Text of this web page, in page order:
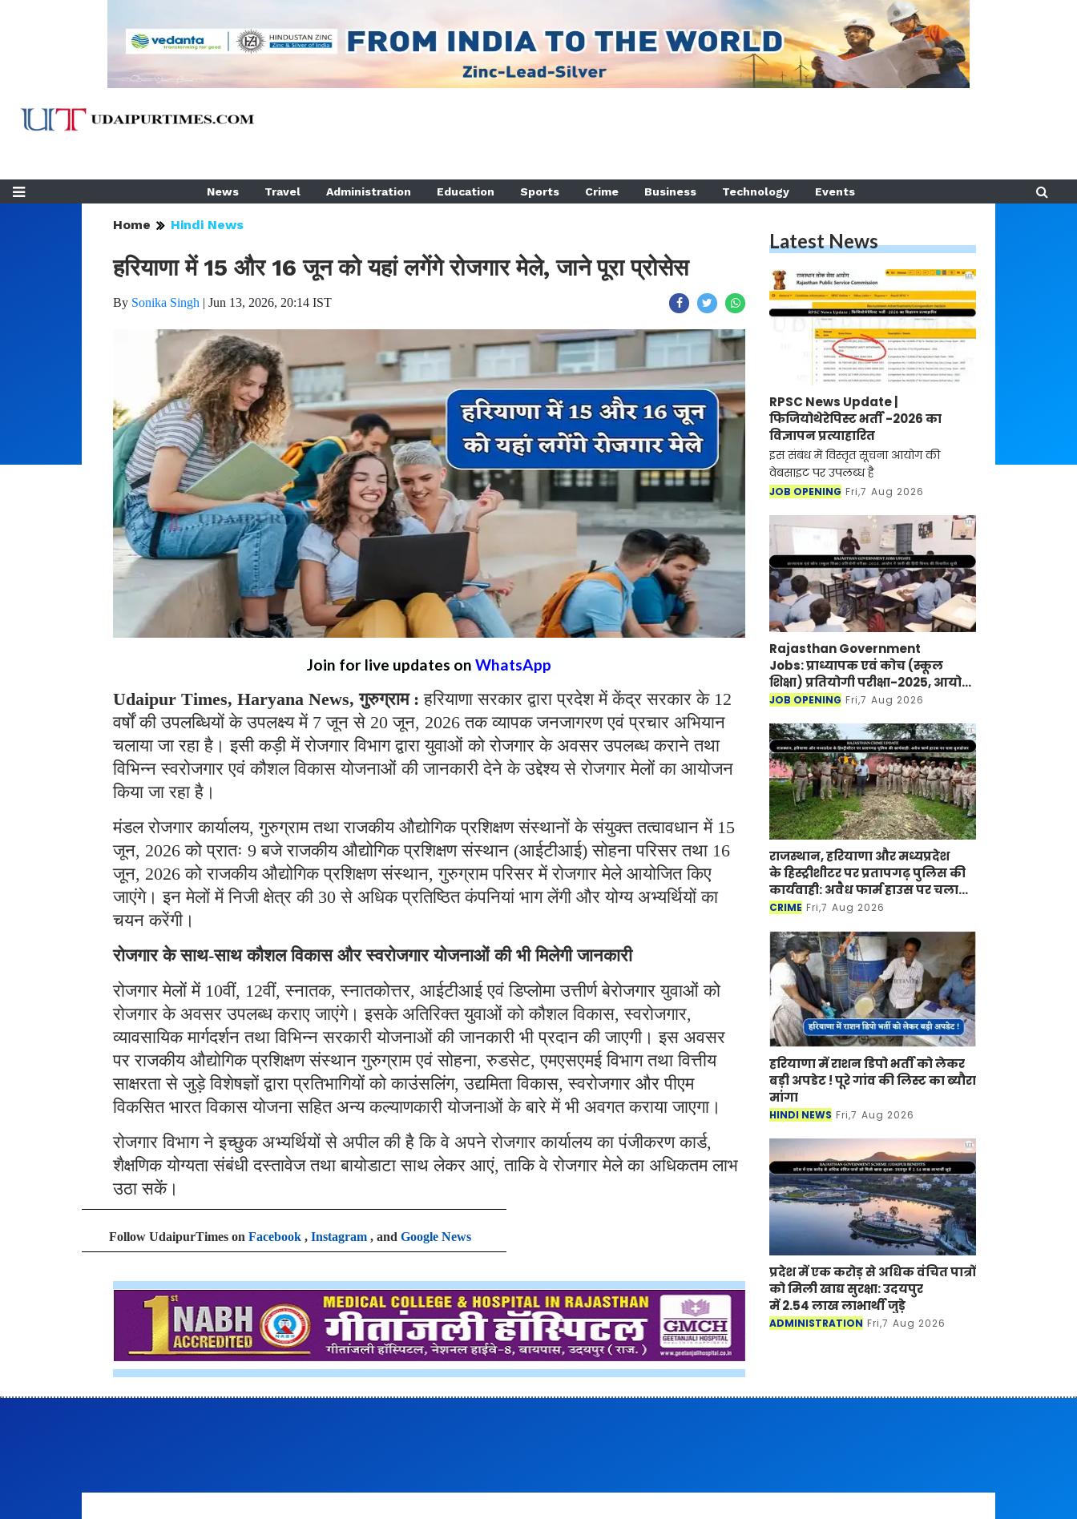
News Travel Administration Education Sports Crime Business Technology Events
Home Hindi News
हरियाणा में 15 और 16 जून को यहां लगेंगे रोजगार मेले, जाने पूरा प्रोसेस
By Sonika Singh | Jun 13, 2026, 20:14 IST
Join for live updates on WhatsApp
Udaipur Times, Haryana News, गुरुग्राम :हरियाणा सरकार द्वारा प्रदेश में केंद्र सरकार के 12
वर्षों की उपलब्धियों के उपलक्ष्य में 7 जून से 20 जून, 2026 तक व्यापक जनजागरण एवं प्रचार अभियान
चलाया जा रहा है। इसी कड़ी में रोजगार विभाग द्वारा युवाओं को रोजगार के अवसर उपलब्ध कराने तथा
विभिन्न स्वरोजगार एवं कौशल विकास योजनाओं की जानकारी देने के उद्देश्य से रोजगार मेलों का आयोजन
किया जा रहा है।
मंडल रोजगार कार्यालय, गुरुग्राम तथा राजकीय औद्योगिक प्रशिक्षण संस्थानों के संयुक्त तत्वावधान में 15
जून, 2026 को प्रातः 9 बजे राजकीय औद्योगिक प्रशिक्षण संस्थान (आईटीआई) सोहना परिसर तथा 16
जून, 2026 को राजकीय औद्योगिक प्रशिक्षण संस्थान, गुरुग्राम परिसर में रोजगार मेले आयोजित किए
जाएंगे। इन मेलों में निजी क्षेत्र की 30 से अधिक प्रतिष्ठित कंपनियां भाग लेंगी और योग्य अभ्यर्थियों का
चयन करेंगी।
रोजगार के साथ-साथ कौशल विकास और स्वरोजगार योजनाओं की भी मिलेगी जानकारी
रोजगार मेलों में 10वीं, 12वीं, स्नातक, स्नातकोत्तर, आईटीआई एवं डिप्लोमा उत्तीर्ण बेरोजगार युवाओं को
रोजगार के अवसर उपलब्ध कराए जाएंगे। इसके अतिरिक्त युवाओं को कौशल विकास, स्वरोजगार,
व्यावसायिक मार्गदर्शन तथा विभिन्न सरकारी योजनाओं की जानकारी भी प्रदान की जाएगी। इस अवसर
पर राजकीय औद्योगिक प्रशिक्षण संस्थान गुरुग्राम एवं सोहना, रुडसेट, एमएसएमई विभाग तथा वित्तीय
साक्षरता से जुड़े विशेषज्ञों द्वारा प्रतिभागियों को काउंसलिंग, उद्यमिता विकास, स्वरोजगार और पीएम
विकसित भारत विकास योजना सहित अन्य कल्याणकारी योजनाओं के बारे में भी अवगत कराया जाएगा।
रोजगार विभाग ने इच्छुक अभ्यर्थियों से अपील की है कि वे अपने रोजगार कार्यालय का पंजीकरण कार्ड,
शैक्षणिक योग्यता संबंधी दस्तावेज तथा बायोडाटा साथ लेकर आएं, ताकि वे रोजगार मेले का अधिकतम लाभ
उठा सकें।
Follow UdaipurTimes on Facebook , Instagram , and Google News
Latest News
RPSC News Update |
फिजियोथेरेपिस्ट भर्ती -2026 का
विज्ञापन प्रत्याहारित
इस संबंध में विस्तृत सूचना आयोग की
वेबसाइट पर उपलब्ध है
JOB OPENING Fri,7 Aug 2026
Rajasthan Government
Jobs: प्राध्यापक एवं कोच (स्कूल
शिक्षा) प्रतियोगी परीक्षा-2025, आयोग
ने जारी की हिंदी विषय की विचारित
JOB OPENING Fri,7 Aug 2026
राजस्थान, हरियाणा और मध्यप्रदेश
के हिस्ट्रीशीटर पर प्रतापगढ़ पुलिस की
कार्यवाही: अवैध फार्म हाउस पर चला
बुलडोजर
CRIME Fri,7 Aug 2026
हरियाणा में राशन डिपो भर्ती को लेकर
बड़ी अपडेट ! पूरे गांव की लिस्ट का ब्यौरा
मांगा
HINDI NEWS Fri,7 Aug 2026
प्रदेश में एक करोड़ से अधिक वंचित पात्रों
को मिली खाद्य सुरक्षा: उदयपुर
में 2.54 लाख लाभार्थी जुड़े
ADMINISTRATION Fri,7 Aug 2026